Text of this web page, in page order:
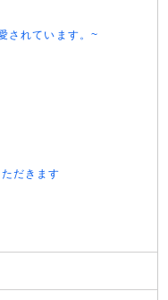
されています。~
だきます